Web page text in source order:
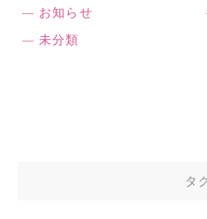
お知らせ
未分類
タ